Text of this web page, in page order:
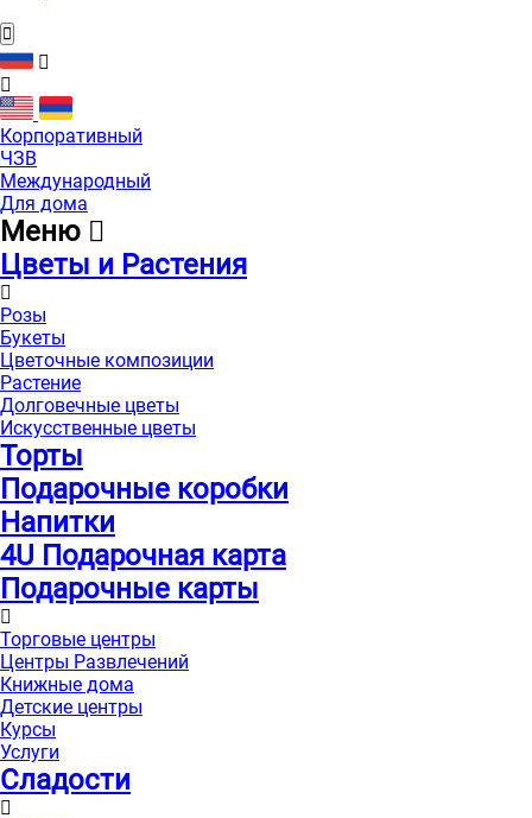
Корпоративный
ЧЗВ
Международный
Для дома
Меню
Цветы и Растения
Розы
Букеты
Цветочные композиции
Растение
Долговечные цветы
Искусственные цветы
Торты
Подарочные коробки
Напитки
4U Подарочная карта
Подарочные карты
Торговые центры
Центры Развлечений
Книжные дома
Детские центры
Курсы
Услуги
Сладости